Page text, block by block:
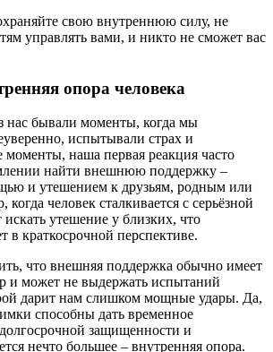
свою внутреннюю силу, не
управлять вами, и никто не сможет вас
опора человека
нас бывали моменты, когда мы
испытывали страх и
моменты, наша первая реакция часто
найти внешнюю поддержку –
и утешением к друзьям, родным или
человек сталкивается с серьёзной
утешение у близких, что
в краткосрочной перспективе.
что внешняя поддержка обычно имеет
и может не выдержать испытаний
дарит нам слишком мощные удары. Да,
способны дать временное
защищенности и
нечто большее – внутренняя опора.